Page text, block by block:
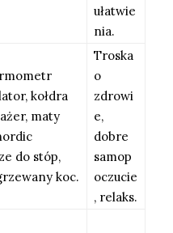
ułatwie
nia.
kołdra
maty
do stóp,
koc.
Troska
o
zdrowi
e,
dobre
samop
oczucie
, relaks.